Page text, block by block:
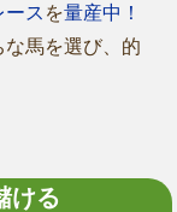
ース を量産中！
馬を選び、的
ける